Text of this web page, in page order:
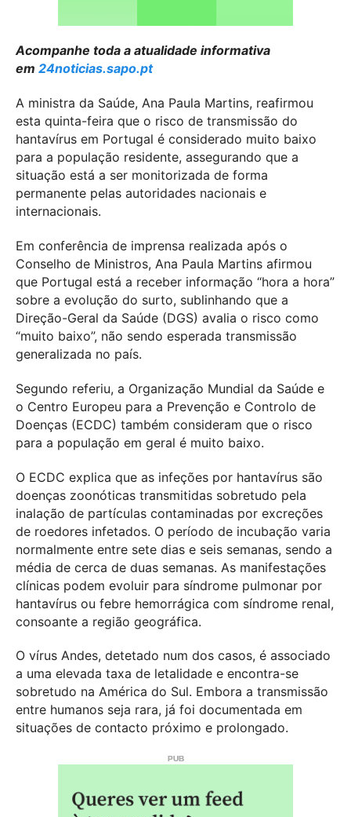
Acompanhe toda a atualidade informativa
em 24noticias.sapo.pt
A ministra da Saúde, Ana Paula Martins, reafirmou
esta quinta-feira que o risco de transmissão do
hantavírus em Portugal é considerado muito baixo
para a população residente, assegurando que a
situação está a ser monitorizada de forma
permanente pelas autoridades nacionais e
internacionais.
Em conferência de imprensa realizada após o
Conselho de Ministros, Ana Paula Martins afirmou
que Portugal está a receber informação “hora a hora”
sobre a evolução do surto, sublinhando que a
Direção-Geral da Saúde (DGS) avalia o risco como
“muito baixo”, não sendo esperada transmissão
generalizada no país.
Segundo referiu, a Organização Mundial da Saúde e
o Centro Europeu para a Prevenção e Controlo de
Doenças (ECDC) também consideram que o risco
para a população em geral é muito baixo.
O ECDC explica que as infeções por hantavírus são
doenças zoonóticas transmitidas sobretudo pela
inalação de partículas contaminadas por excreções
de roedores infetados. O período de incubação varia
normalmente entre sete dias e seis semanas, sendo a
média de cerca de duas semanas. As manifestações
clínicas podem evoluir para síndrome pulmonar por
hantavírus ou febre hemorrágica com síndrome renal,
consoante a região geográfica.
O vírus Andes, detetado num dos casos, é associado
a uma elevada taxa de letalidade e encontra-se
sobretudo na América do Sul. Embora a transmissão
entre humanos seja rara, já foi documentada em
situações de contacto próximo e prolongado.